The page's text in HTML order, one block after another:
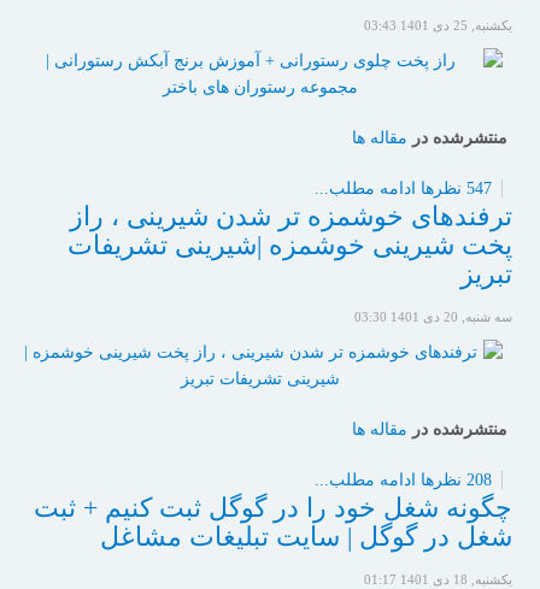
یکشنبه, 25 دی 1401 03:43
منتشرشده در مقاله ها
547 نظرها ادامه مطلب...
ترفندهای خوشمزه تر شدن شیرینی ، راز
پخت شیرینی خوشمزه |شیرینی تشریفات
تبریز
سه شنبه, 20 دی 1401 03:30
منتشرشده در مقاله ها
208 نظرها ادامه مطلب...
چگونه شغل خود را در گوگل ثبت کنیم + ثبت
شغل در گوگل | سایت تبلیغات مشاغل
یکشنبه, 18 دی 1401 01:17